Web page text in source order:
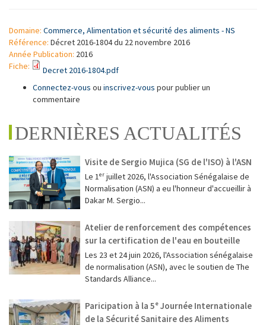
Domaine: Commerce, Alimentation et sécurité des aliments - NS
Référence: Décret 2016-1804 du 22 novembre 2016
Année Publication: 2016
Fiche:
Decret 2016-1804.pdf
Connectez-vous ou inscrivez-vous pour publier un
commentaire
DERNIÈRES ACTUALITÉS
Visite de Sergio Mujica (SG de l'ISO) à l'ASN
Le 1ᵉʳ juillet 2026, l'Association Sénégalaise de
Normalisation (ASN) a eu l'honneur d'accueillir à
Dakar M. Sergio...
Atelier de renforcement des compétences
sur la certification de l'eau en bouteille
Les 23 et 24 juin 2026, l'Association sénégalaise
de normalisation (ASN), avec le soutien de The
Standards Alliance...
Paricipation à la 5ᵉ Journée Internationale
de la Sécurité Sanitaire des Aliments